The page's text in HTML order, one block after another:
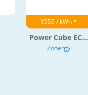
¥555 / kWh *
Power Cube EC...
Zonergy